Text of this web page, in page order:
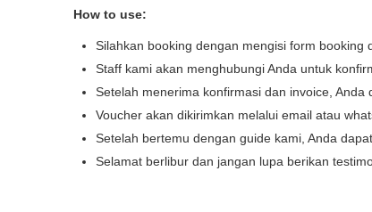
How to use:
Silahkan booking dengan mengisi form booking
Staff kami akan menghubungi Anda untuk
Setelah menerima konfirmasi dan invoice, Anda
Voucher akan dikirimkan melalui email atau
Setelah bertemu dengan guide kami, Anda
Selamat berlibur dan jangan lupa berikan